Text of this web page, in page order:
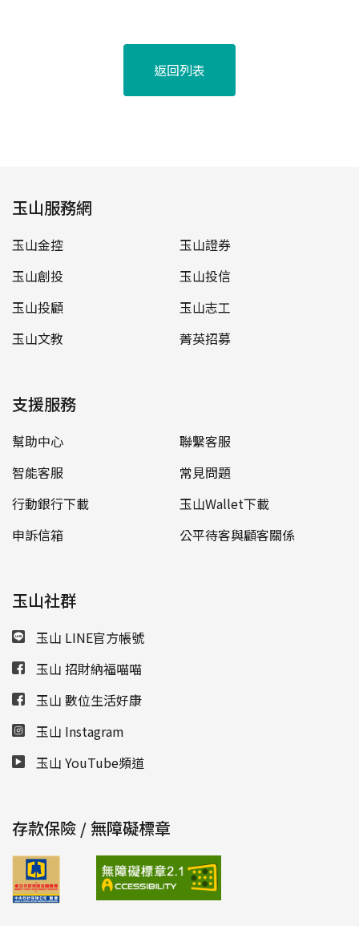
返回列表
玉山服務網
玉山金控
玉山證券
玉山創投
玉山投信
玉山投顧
玉山志工
玉山文教
菁英招募
支援服務
幫助中心
聯繫客服
智能客服
常見問題
行動銀行下載
玉山Wallet下載
申訴信箱
公平待客與顧客關係
玉山社群
玉山 LINE官方帳號
玉山 招財納福喵喵
玉山 數位生活好康
玉山 Instagram
玉山 YouTube頻道
存款保險 / 無障礙標章